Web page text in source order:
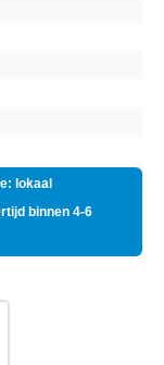
lokaal
binnen 4-6